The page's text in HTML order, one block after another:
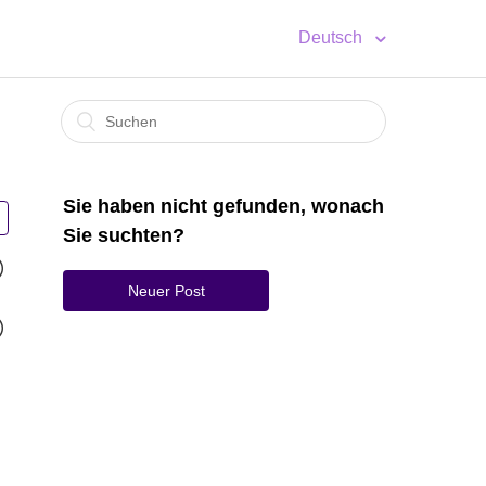
Deutsch
Sie haben nicht gefunden, wonach
Sie suchten?
Neuer Post